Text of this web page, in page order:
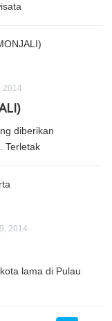
2014
diberikan
Terletak
2014
lama di Pulau